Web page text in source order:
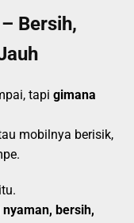
Bersih,
tapi gimana
mobilnya berisik,
nyaman, bersih,